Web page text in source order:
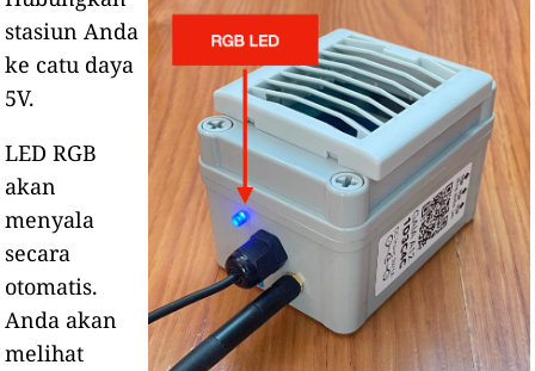
stasiun Anda
ke catu daya
5V.
LED RGB
akan
menyala
secara
otomatis.
Anda akan
melihat